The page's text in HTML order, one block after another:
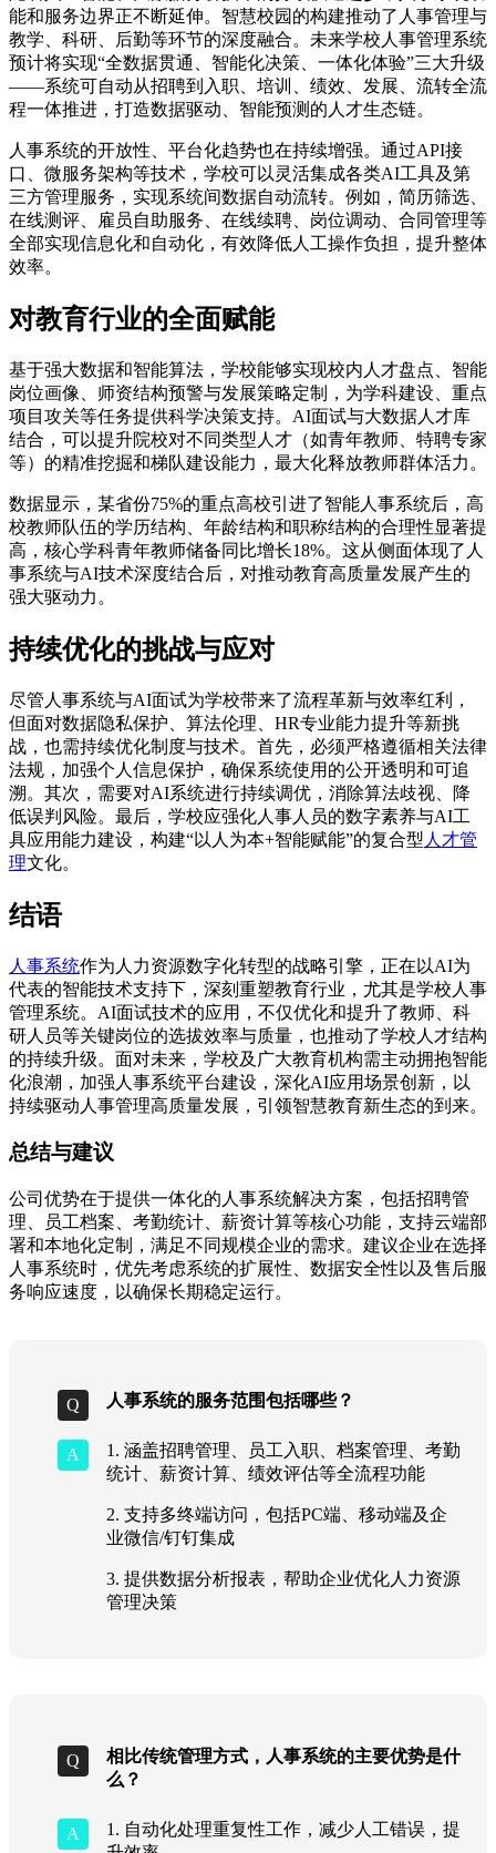
能和服务边界正不断延伸。智慧校园的构建推动了人事管理与
教学、科研、后勤等环节的深度融合。未来学校人事管理系统
预计将实现“全数据贯通、智能化决策、一体化体验”三大升级
——系统可自动从招聘到入职、培训、绩效、发展、流转全流
程一体推进，打造数据驱动、智能预测的人才生态链。
人事系统的开放性、平台化趋势也在持续增强。通过API接
口、微服务架构等技术，学校可以灵活集成各类AI工具及第
三方管理服务，实现系统间数据自动流转。例如，简历筛选、
在线测评、雇员自助服务、在线续聘、岗位调动、合同管理等
全部实现信息化和自动化，有效降低人工操作负担，提升整体
效率。
对教育行业的全面赋能
基于强大数据和智能算法，学校能够实现校内人才盘点、智能
岗位画像、师资结构预警与发展策略定制，为学科建设、重点
项目攻关等任务提供科学决策支持。AI面试与大数据人才库
结合，可以提升院校对不同类型人才（如青年教师、特聘专家
等）的精准挖掘和梯队建设能力，最大化释放教师群体活力。
数据显示，某省份75%的重点高校引进了智能人事系统后，高
校教师队伍的学历结构、年龄结构和职称结构的合理性显著提
高，核心学科青年教师储备同比增长18%。这从侧面体现了人
事系统与AI技术深度结合后，对推动教育高质量发展产生的
强大驱动力。
持续优化的挑战与应对
尽管人事系统与AI面试为学校带来了流程革新与效率红利，
但面对数据隐私保护、算法伦理、HR专业能力提升等新挑
战，也需持续优化制度与技术。首先，必须严格遵循相关法律
法规，加强个人信息保护，确保系统使用的公开透明和可追
溯。其次，需要对AI系统进行持续调优，消除算法歧视、降
低误判风险。最后，学校应强化人事人员的数字素养与AI工
具应用能力建设，构建“以人为本+智能赋能”的复合型 人才管
理文化。
结语
人事系统作为人力资源数字化转型的战略引擎，正在以AI为
代表的智能技术支持下，深刻重塑教育行业，尤其是学校人事
管理系统。AI面试技术的应用，不仅优化和提升了教师、科
研人员等关键岗位的选拔效率与质量，也推动了学校人才结构
的持续升级。面对未来，学校及广大教育机构需主动拥抱智能
化浪潮，加强人事系统平台建设，深化AI应用场景创新，以
持续驱动人事管理高质量发展，引领智慧教育新生态的到来。
总结与建议
公司优势在于提供一体化的人事系统解决方案，包括招聘管
理、员工档案、考勤统计、薪资计算等核心功能，支持云端部
署和本地化定制，满足不同规模企业的需求。建议企业在选择
人事系统时，优先考虑系统的扩展性、数据安全性以及售后服
务响应速度，以确保长期稳定运行。
人事系统的服务范围包括哪些？
1. 涵盖招聘管理、员工入职、档案管理、考勤
统计、薪资计算、绩效评估等全流程功能
2. 支持多终端访问，包括PC端、移动端及企
业微信/钉钉集成
3. 提供数据分析报表，帮助企业优化人力资源
管理决策
相比传统管理方式，人事系统的主要优势是什
么？
1. 自动化处理重复性工作，减少人工错误，提